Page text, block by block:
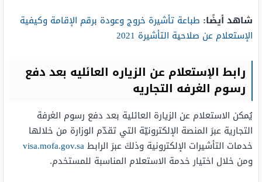
شاهد أيضًا: طباعة تأشيرة خروج وعودة برقم الإقامة وكيفية
الإستعلام عن صلاحية التأشيرة 2021
رابط الإستعلام عن الزياره العائليه بعد دفع
رسوم الغرفه التجاريه
يُمكن الاستعلام عن الزيارة العائلية بعد دفع رسوم الغرفة
التجارية عبرَ المنصة الإلكترونيّة التي تقدّم الوزارة من خلالها
خدمات التأشيرات الإلكترونية وذلكَ عبرَ الرابطvisa.mofa.gov.sa
ومن خلال اختيار خدمة الاستعلام المناسبة للمستخدم.